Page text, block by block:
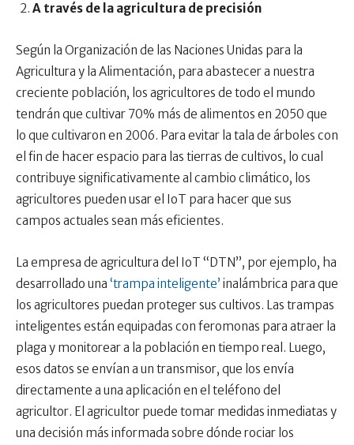
A través de la agricultura de precisión
Según la Organización de las Naciones Unidas para la
Agricultura y la Alimentación, para abastecer a nuestra
creciente población, los agricultores de todo el mundo
tendrán que cultivar 70% más de alimentos en 2050 que
lo que cultivaron en 2006. Para evitar la tala de árboles con
el fin de hacer espacio para las tierras de cultivos, lo cual
contribuye significativamente al cambio climático, los
agricultores pueden usar el IoT para hacer que sus
campos actuales sean más eficientes.
La empresa de agricultura del IoT “DTN”, por ejemplo, ha
desarrollado una ‘trampa inteligente’ inalámbrica para que
los agricultores puedan proteger sus cultivos. Las trampas
inteligentes están equipadas con feromonas para atraer la
plaga y monitorear a la población en tiempo real. Luego,
esos datos se envían a un transmisor, que los envía
directamente a una aplicación en el teléfono del
agricultor. El agricultor puede tomar medidas inmediatas y
una decisión más informada sobre dónde rociar los